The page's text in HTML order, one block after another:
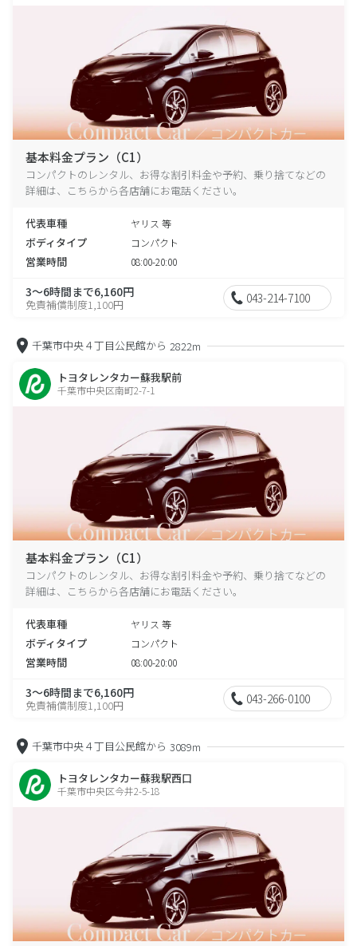
基本料金プラン（C1）
コンパクトのレンタル、お得な割引料金や予約、乗り捨てなどの
詳細は、こちらから各店舗にお電話ください。
代表車種 ヤリス 等
ボディタイプ コンパクト
営業時間 08:00-20:00
3～6時間まで6,160円
免責補償制度1,100円 043-214-7100
千葉市中央４丁目公民館から 2822m
トヨタレンタカー蘇我駅前
千葉市中央区南町2-7-1
基本料金プラン（C1）
コンパクトのレンタル、お得な割引料金や予約、乗り捨てなどの
詳細は、こちらから各店舗にお電話ください。
代表車種 ヤリス 等
ボディタイプ コンパクト
営業時間 08:00-20:00
3～6時間まで6,160円
免責補償制度1,100円 043-266-0100
千葉市中央４丁目公民館から 3089m
トヨタレンタカー蘇我駅西口
千葉市中央区今井2-5-18